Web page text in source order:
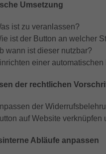
Umsetzung
ist zu veranlassen?
ist der Button an welcher
wann ist dieser nutzbar?
einer
der rechtlichen
der
auf Website verknüpfen
Abläufe anpassen